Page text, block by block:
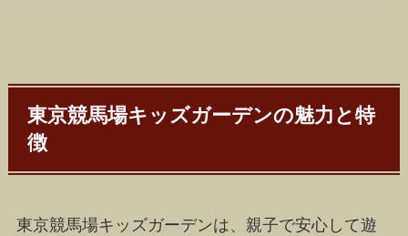
東京競馬場キッズガーデンの魅力と特
徴
東京競馬場キッズガーデンは、親子で安心して遊